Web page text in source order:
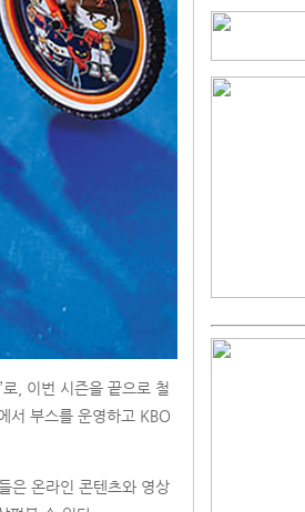
, 이번 시즌을 끝으로 철
서 부스를 운영하고 KBO
은 온라인 콘텐츠와 영상